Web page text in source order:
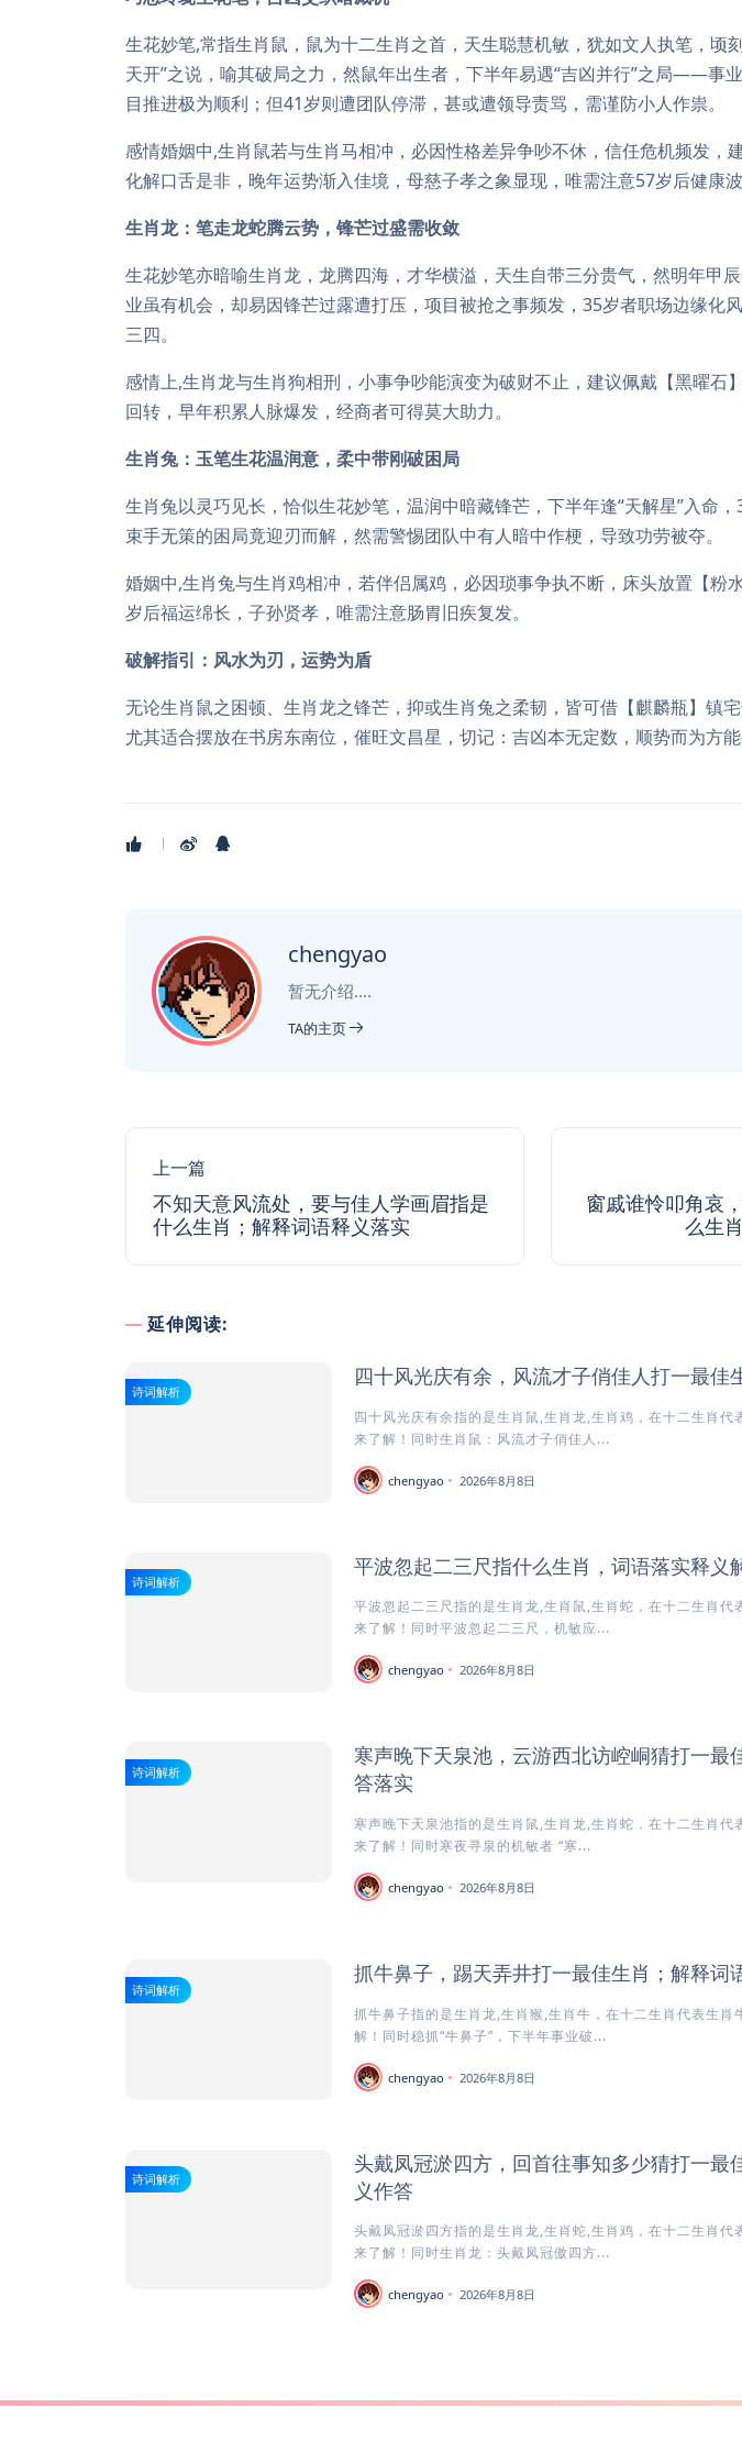
生花妙笔,常指生肖鼠，鼠为十二生肖之首，天生聪慧机敏，犹如文人执笔，顷
天开”之说，喻其破局之力，然鼠年出生者，下半年易遇“吉凶并行”之局——事
目推进极为顺利；但41岁则遭团队停滞，甚或遭领导责骂，需谨防小人作祟。
感情婚姻中,生肖鼠若与生肖马相冲，必因性格差异争吵不休，信任危机频发，
化解口舌是非，晚年运势渐入佳境，母慈子孝之象显现，唯需注意57岁后健康波
生肖龙：笔走龙蛇腾云势，锋芒过盛需收敛
生花妙笔亦暗喻生肖龙，龙腾四海，才华横溢，天生自带三分贵气，然明年甲
业虽有机会，却易因锋芒过露遭打压，项目被抢之事频发，35岁者职场边缘化
三四。
感情上,生肖龙与生肖狗相刑，小事争吵能演变为破财不止，建议佩戴【黑曜石
回转，早年积累人脉爆发，经商者可得莫大助力。
生肖兔：玉笔生花温润意，柔中带刚破困局
生肖兔以灵巧见长，恰似生花妙笔，温润中暗藏锋芒，下半年逢“天解星”入命
束手无策的困局竟迎刃而解，然需警惕团队中有人暗中作梗，导致功劳被夺。
婚姻中,生肖兔与生肖鸡相冲，若伴侣属鸡，必因琐事争执不断，床头放置【粉
岁后福运绵长，子孙贤孝，唯需注意肠胃旧疾复发。
破解指引：风水为刃，运势为盾
无论生肖鼠之困顿、生肖龙之锋芒，抑或生肖兔之柔韧，皆可借【麒麟瓶】镇宅
尤其适合摆放在书房东南位，催旺文昌星，切记：吉凶本无定数，顺势而为方能
chengyao
暂无介绍....
TA的主页
上一篇
不知天意风流处，要与佳人学画眉指是
什么生肖；解释词语释义落实
窗戚谁怜叩角哀
么生
延伸阅读:
诗词解析
四十风光庆有余，风流才子俏佳人打一最佳
四十风光庆有余指的是生肖鼠,生肖龙,生肖鸡，在十二生肖代
来了解！同时生肖鼠：风流才子俏佳人...
chengyao 2026年8月8日
诗词解析
平波忽起二三尺指什么生肖，词语落实释义
平波忽起二三尺指的是生肖龙,生肖鼠,生肖蛇，在十二生肖代
来了解！同时平波忽起二三尺，机敏应...
chengyao 2026年8月8日
诗词解析
寒声晚下天泉池，云游西北访崆峒猜打一最
答落实
寒声晚下天泉池指的是生肖鼠,生肖龙,生肖蛇，在十二生肖代
来了解！同时寒夜寻泉的机敏者 “寒...
chengyao 2026年8月8日
诗词解析
抓牛鼻子，踢天弄井打一最佳生肖；解释词
抓牛鼻子指的是生肖龙,生肖猴,生肖牛，在十二生肖代表生肖
解！同时稳抓“牛鼻子”，下半年事业破...
chengyao 2026年8月8日
诗词解析
头戴凤冠淤四方，回首往事知多少猜打一最
义作答
头戴凤冠淤四方指的是生肖龙,生肖蛇,生肖鸡，在十二生肖代
来了解！同时生肖龙：头戴凤冠傲四方...
chengyao 2026年8月8日